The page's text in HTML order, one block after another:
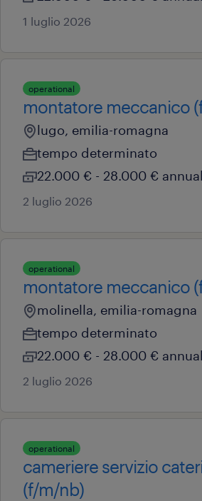
1 luglio 2026
operational
montatore meccanico
lugo, emilia-romagna
tempo determinato
22.000 € - 28.000 €
2 luglio 2026
operational
montatore meccanico
molinella, emilia-romagna
tempo determinato
22.000 € - 28.000 €
2 luglio 2026
operational
cameriere servizio
(f/m/nb)